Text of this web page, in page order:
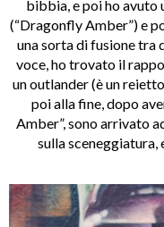
bibbia, e poi ho avuto
(“Dragonfly Amber”) e
una sorta di fusione tra
voce, ho trovato il
un outlander (è un
poi alla fine, dopo
Amber”, sono arrivato
sulla